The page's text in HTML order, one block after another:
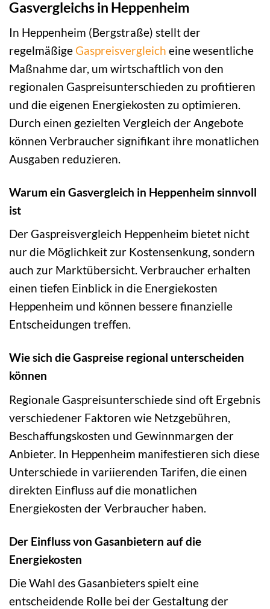
Gasvergleichs in Heppenheim
In Heppenheim (Bergstraße) stellt der
regelmäßige Gaspreisvergleich eine wesentliche
Maßnahme dar, um wirtschaftlich von den
regionalen Gaspreisunterschieden zu profitieren
und die eigenen Energiekosten zu optimieren.
Durch einen gezielten Vergleich der Angebote
können Verbraucher signifikant ihre monatlichen
Ausgaben reduzieren.
Warum ein Gasvergleich in Heppenheim sinnvoll
ist
Der Gaspreisvergleich Heppenheim bietet nicht
nur die Möglichkeit zur Kostensenkung, sondern
auch zur Marktübersicht. Verbraucher erhalten
einen tiefen Einblick in die Energiekosten
Heppenheim und können bessere finanzielle
Entscheidungen treffen.
Wie sich die Gaspreise regional unterscheiden
können
Regionale Gaspreisunterschiede sind oft Ergebnis
verschiedener Faktoren wie Netzgebühren,
Beschaffungskosten und Gewinnmargen der
Anbieter. In Heppenheim manifestieren sich diese
Unterschiede in variierenden Tarifen, die einen
direkten Einfluss auf die monatlichen
Energiekosten der Verbraucher haben.
Der Einfluss von Gasanbietern auf die
Energiekosten
Die Wahl des Gasanbieters spielt eine
entscheidende Rolle bei der Gestaltung der